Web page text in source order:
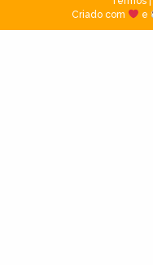
Criado com
e